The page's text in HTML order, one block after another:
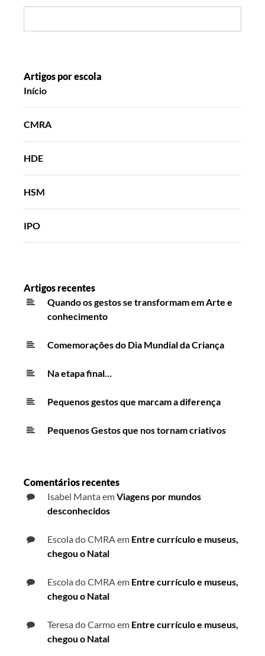
hoje
Artigos por escola
Início
CMRA
HDE
HSM
IPO
Artigos recentes
Quando os gestos se transformam em Arte e
conhecimento
Comemorações do Dia Mundial da Criança
Na etapa final…
Pequenos gestos que marcam a diferença
Pequenos Gestos que nos tornam criativos
Comentários recentes
Isabel MantaemViagens por mundos
desconhecidos
Escola do CMRAem Entre currículo e museus,
chegou o Natal
Escola do CMRAem Entre currículo e museus,
chegou o Natal
Teresa do Carmoem Entre currículo e museus,
chegou o Natal